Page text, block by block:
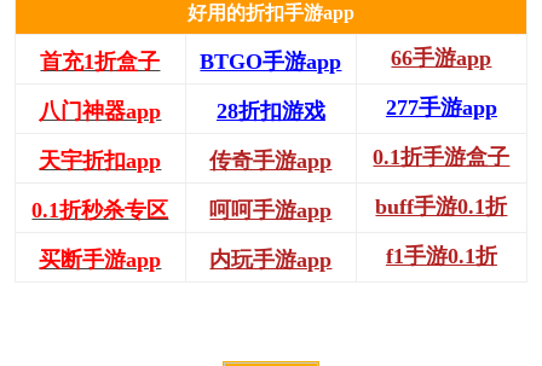
好用的折扣手游app
首充1折盒子 BTGO手游app 66手游app
八门神器app 28折扣游戏 277手游app
天宇折扣app 传奇手游app 0.1折手游盒子
0.1折秒杀专区 呵呵手游app buff手游0.1折
买断手游app 内玩手游app f1手游0.1折